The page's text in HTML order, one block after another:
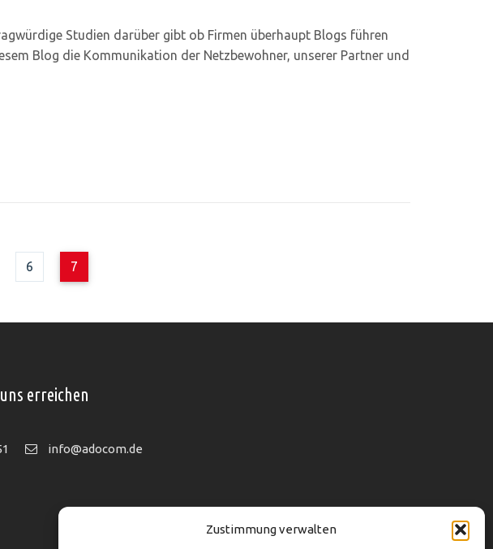
Zustimmung verwalten
Studien darüber gibt ob Firmen überhaupt Blogs führen
Blog die Kommunikation der Netzbewohner, unserer Partner und
6 7
erreichen
info@adocom.de